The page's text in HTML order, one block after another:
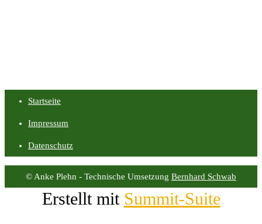
Startseite
Impressum
Datenschutz
© Anke Plehn - Technische Umsetzung Bernhard Schwab
Erstellt mit Summit-Suite